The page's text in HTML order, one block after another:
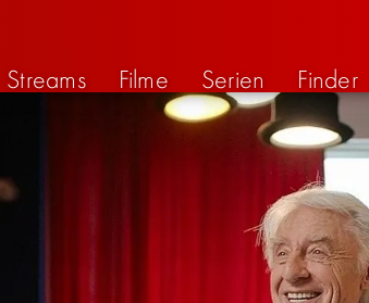
Streams Filme Serien Finder